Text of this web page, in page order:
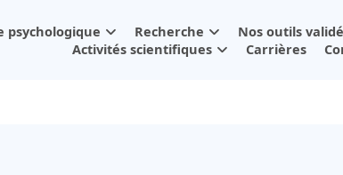
psychologique Recherche Nos outils
Activités scientifiques
Carrières